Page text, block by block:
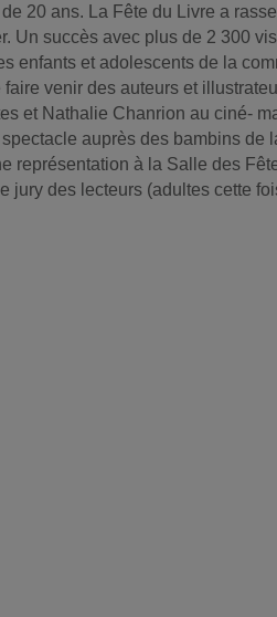
20 ans. La Fête du Livre a
succès avec plus de 2 300
et adolescents de la
venir des auteurs et
et Nathalie Chanrion au ciné-
auprès des bambins de
représentation à la Salle des
des lecteurs (adultes cette